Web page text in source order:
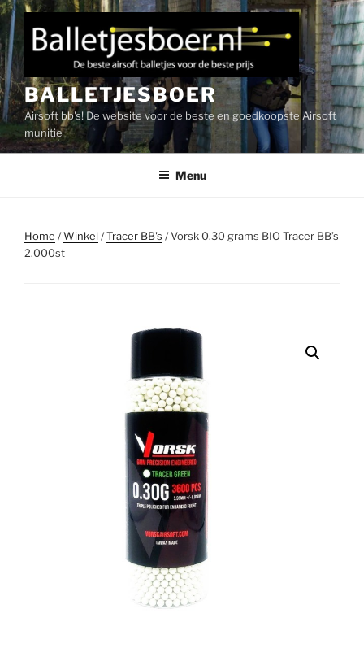
Ga
naar
de
inhoud
BALLETJESBOER
Airsoft bb's! De website voor de beste en goedkoopste Airsoft
munitie
Menu
Home /Winkel/Tracer BB's / Vorsk 0.30 grams BIO Tracer BB’s
2.000st